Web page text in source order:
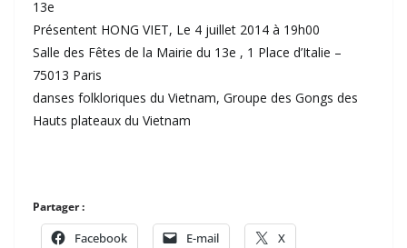
13e
Présentent HONG VIET, Le 4 juillet 2014 à 19h00
Salle des Fêtes de la Mairie du 13e , 1 Place d’Italie –
75013 Paris
danses folkloriques du Vietnam, Groupe des Gongs des
Hauts plateaux du Vietnam
Partager :
Facebook E-mail X